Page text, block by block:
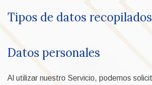
Tipos de datos recopilados
Datos personales
Al utilizar nuestro Servicio, podemos